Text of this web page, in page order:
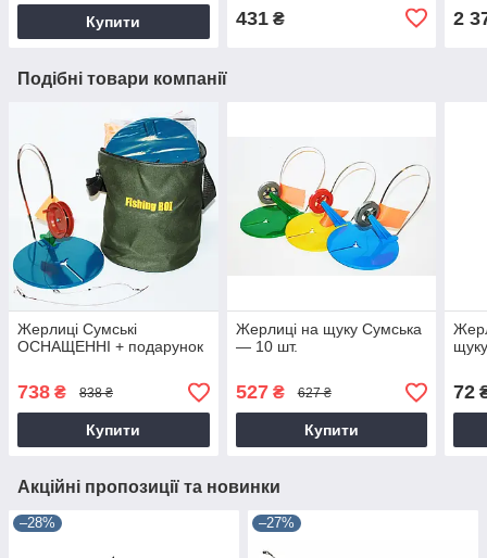
Купити 431₴ 2
Подібні товари компанії
Жерлиці Сумські
ОСНАЩЕННІ + подарунок
738 ₴ 838 ₴
Купити
Жерлиці на щуку Сумська
— 10 шт.
527₴ 627 ₴
Купити
72
Акційні пропозиції та новинки
–28% –27%